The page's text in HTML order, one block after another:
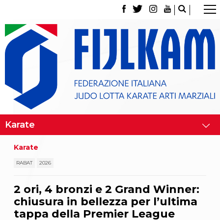
La Federazione
Tesseramento
Contatti
Norme e modulistica Affiliazioni e Tesseramenti
Classifica Società Sportive con più di 100 atleti
tesserati
Giustizia Sportiva
La disciplina
News
Attività Didattica
Karate
RABAT 2026
2 ori, 4 bronzi e 2 Grand Winner:
chiusura in bellezza per l’ultima
tappa della Premier League